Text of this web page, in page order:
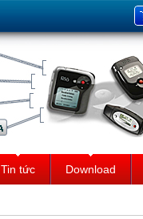
Tin tức Download